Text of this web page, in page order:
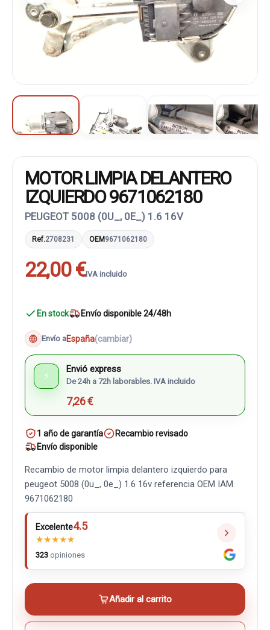
MOTOR LIMPIA DELANTERO
IZQUIERDO 9671062180
PEUGEOT 5008 (0U_, 0E_) 1.6 16V
Ref.2708231 OEM9671062180
22,00 €IVA incluido
En stock Envío disponible 24/48h
Envío aEspaña(cambiar)
⚡
Envió express
De 24h a 72h laborables. IVA incluido
7,26 €
1 año de garantía
Recambio revisado
Envío disponible
Recambio de motor limpia delantero izquierdo para
peugeot 5008 (0u_, 0e_) 1.6 16v referencia OEM IAM
9671062180
Excelente4.5
★★★★★
323 opiniones
Añadir al carrito